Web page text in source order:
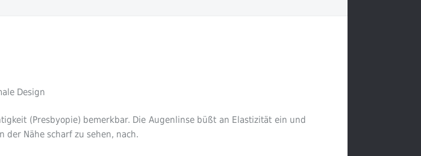
Design
(Presbyopie) bemerkbar. Die Augenlinse büßt an Elastizität ein und
der Nähe scharf zu sehen, nach.